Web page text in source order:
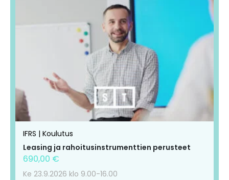
IFRS | Koulutus
Leasing ja rahoitusinstrumenttien perusteet
690,00 €
Ke 23.9.2026 klo 9.00-16.00